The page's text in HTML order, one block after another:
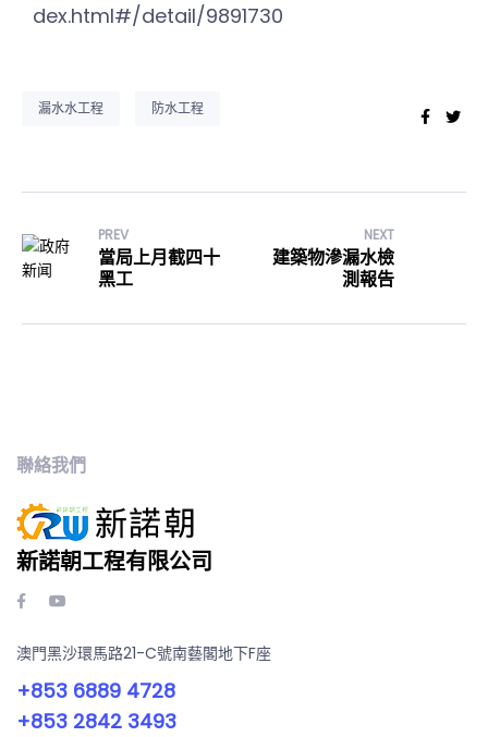
dex.html#/detail/9891730
漏水水工程 防水工程
PREV
當局上月截四十
黑工
NEXT
建築物滲漏水檢
測報告
聯絡我們
新諾朝工程有限公司
澳門黑沙環馬路21-C號南藝閣地下F座
+853 6889 4728
+853 2842 3493